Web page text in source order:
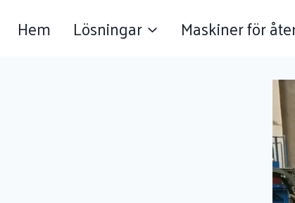
Hem Lösningar Maskiner för